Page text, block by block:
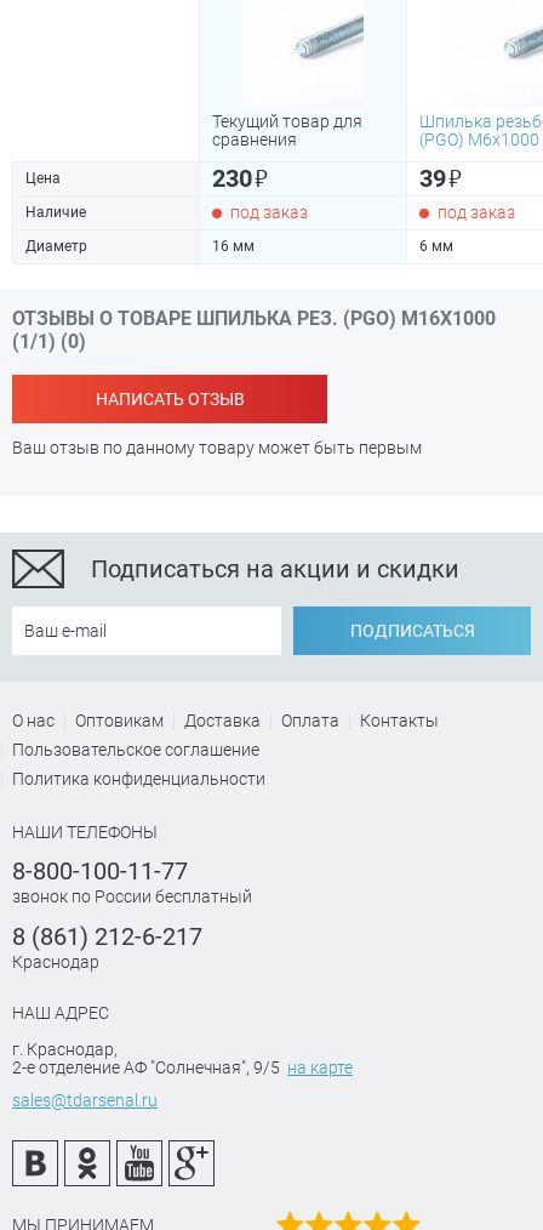
Текущий товар для
сравнения
Шпилька
(PGO) М6х1000
Цена 230₽ 39₽
Наличие под заказ под заказ
Диаметр 16 мм 6 мм
ОТЗЫВЫ О ТОВАРЕ ШПИЛЬКА РЕЗ. (PGO) М16Х1000
(1/1) (0)
НАПИСАТЬ ОТЗЫВ
Ваш отзыв по данному товару может быть первым
Подписаться на акции и скидки
ПОДПИСАТЬСЯ
О нас Оптовикам Доставка Оплата
Контакты
Пользовательское соглашение
Политика конфиденциальности
НАШИ ТЕЛЕФОНЫ
8-800-100-11-77
звонок по России бесплатный
8 (861) 212-6-217
Краснодар
НАШ АДРЕС
г. Краснодар,
2-е отделение АФ "Солнечная", 9/5 на карте
sales@tdarsenal.ru
МЫ ПРИНИМАЕМ